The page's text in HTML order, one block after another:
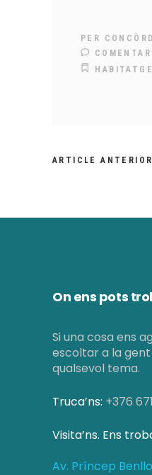
PER
HABITATGE
ARTICLE ANTERIOR
On ens pots
Si una cosa ens
escoltar a la
qualsevol tema.
Truca’ns: +376
Visita’ns. Ens
Av. Príncep